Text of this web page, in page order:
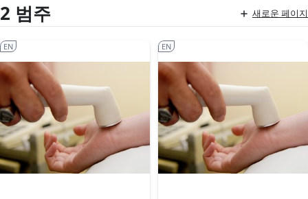
2 범주 새로운 페이지
EN EN